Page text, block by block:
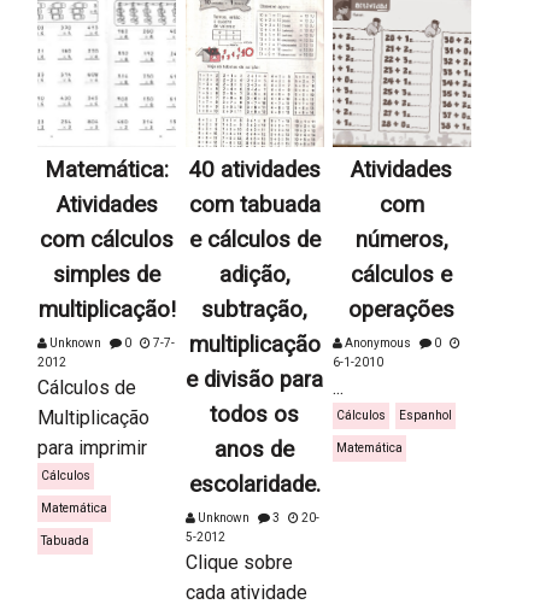
Matemática:
Atividades
com cálculos
simples de
multiplicação!
Unknown 0
7-7-
2012
Cálculos de
Multiplicação
para imprimir
Cálculos
Matemática
Tabuada
40 atividades
com tabuada
e cálculos de
adição,
subtração,
multiplicação
e divisão para
todos os
anos de
escolaridade.
Unknown 3
20-
5-2012
Clique sobre
cada atividade
Atividades
com
números,
cálculos e
operações
Anonymous
0
6-1-2010
...
Cálculos Espanhol
Matemática